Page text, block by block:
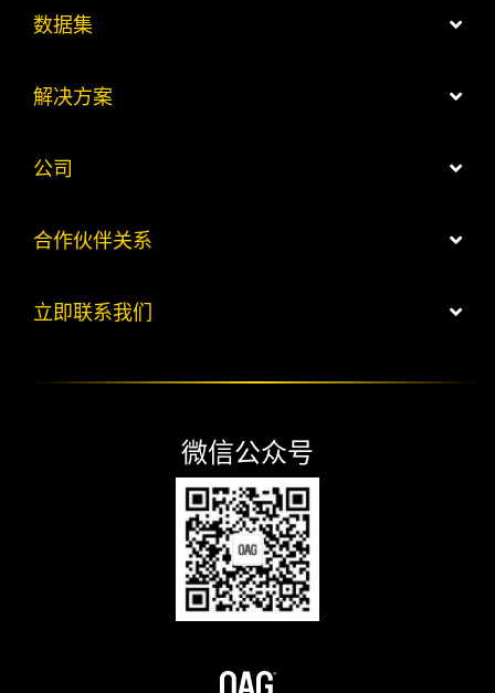
数据集
解决方案
公司
合作伙伴关系
立即联系我们
微信公众号